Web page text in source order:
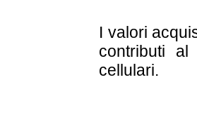
I valori
contributi al
cellulari.